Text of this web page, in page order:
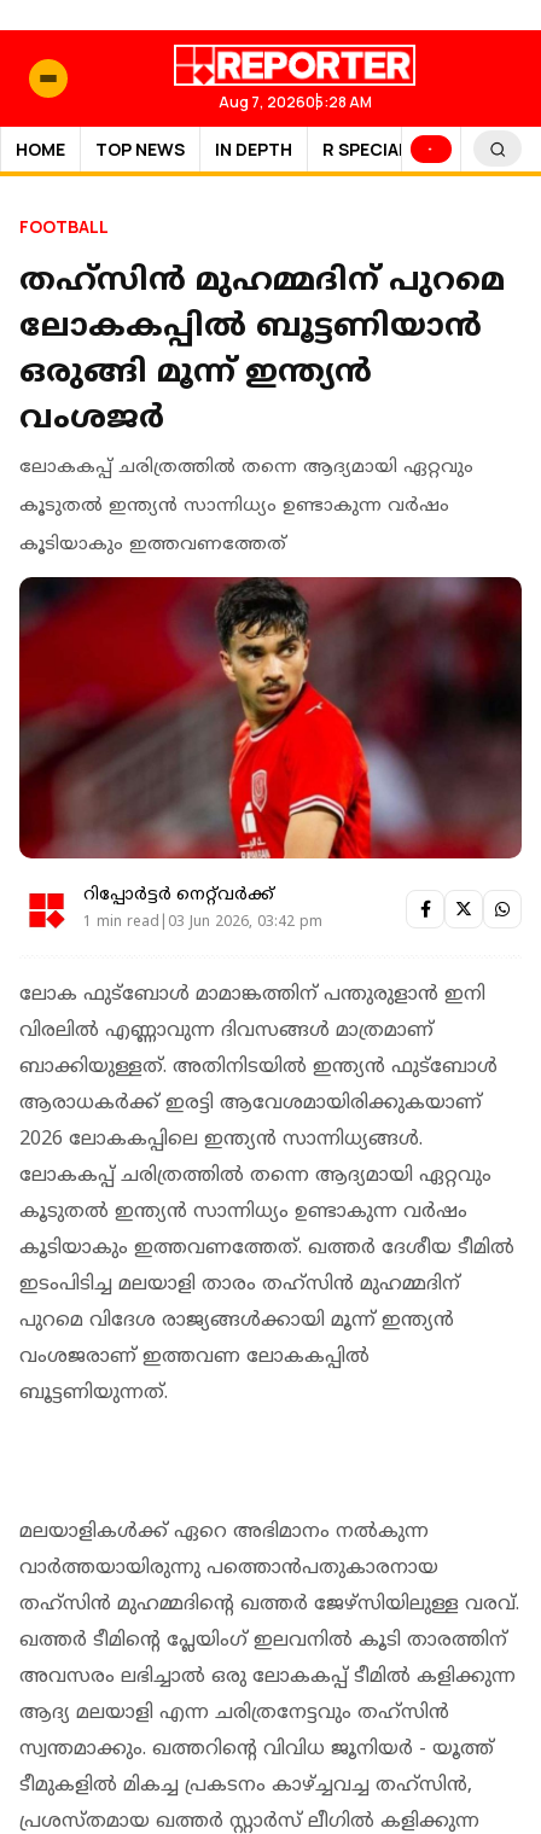
Aug 7, 202605:28 AM
HOME TOP NEWS IN DEPTH R SPECIAL SPORTS
FOOTBALL
തഹ്സിൻ മുഹമ്മദിന് പുറമെ
ലോകകപ്പിൽ ബൂട്ടണിയാൻ
ഒരുങ്ങി മൂന്ന് ഇന്ത്യൻ
വംശജർ
ലോകകപ്പ് ചരിത്രത്തിൽ തന്നെ ആദ്യമായി ഏറ്റവും
കൂടുതൽ ഇന്ത്യൻ സാന്നിധ്യം ഉണ്ടാകുന്ന വർഷം
കൂടിയാകും ഇത്തവണത്തേത്
റിപ്പോർട്ടർ നെറ്റ്‌വര്‍ക്ക്‌
1 min read|03 Jun 2026, 03:42 pm
ലോക ഫുട്ബോൾ മാമാങ്കത്തിന് പന്തുരുളാൻ ഇനി
വിരലിൽ എണ്ണാവുന്ന ദിവസങ്ങൾ മാത്രമാണ്
ബാക്കിയുള്ളത്. അതിനിടയിൽ ഇന്ത്യൻ ഫുട്ബോൾ
ആരാധകർക്ക് ഇരട്ടി ആവേശമായിരിക്കുകയാണ്
2026 ലോകകപ്പിലെ ഇന്ത്യൻ സാന്നിധ്യങ്ങൾ.
ലോകകപ്പ് ചരിത്രത്തിൽ തന്നെ ആദ്യമായി ഏറ്റവും
കൂടുതൽ ഇന്ത്യൻ സാന്നിധ്യം ഉണ്ടാകുന്ന വർഷം
കൂടിയാകും ഇത്തവണത്തേത്. ഖത്തർ ദേശീയ ടീമിൽ
ഇടംപിടിച്ച മലയാളി താരം തഹ്സിൻ മുഹമ്മദിന്
പുറമെ വിദേശ രാജ്യങ്ങൾക്കായി മൂന്ന് ഇന്ത്യൻ
വംശജരാണ് ഇത്തവണ ലോകകപ്പിൽ
ബൂട്ടണിയുന്നത്.
മലയാളികൾക്ക് ഏറെ അഭിമാനം നൽകുന്ന
വാർത്തയായിരുന്നു പത്തൊൻപതുകാരനായ
തഹ്‌സിൻ മുഹമ്മദിന്റെ ഖത്തർ ജേഴ്സിയിലുള്ള വരവ്.
ഖത്തർ ടീമിന്റെ പ്ലേയിംഗ് ഇലവനില്‍ കൂടി താരത്തിന്
അവസരം ലഭിച്ചാൽ ഒരു ലോകകപ്പ് ടീമിൽ കളിക്കുന്ന
ആദ്യ മലയാളി എന്ന ചരിത്രനേട്ടവും തഹ്സിൻ
സ്വന്തമാക്കും. ഖത്തറിന്റെ വിവിധ ജൂനിയർ - യൂത്ത്
ടീമുകളിൽ മികച്ച പ്രകടനം കാഴ്ച്ചവച്ച തഹ്സിൻ,
പ്രശസ്തമായ ഖത്തർ സ്റ്റാർസ് ലീഗിൽ കളിക്കുന്ന